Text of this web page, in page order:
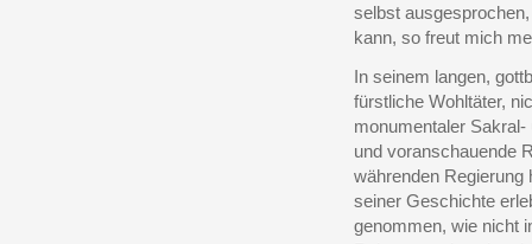
selbst
kann, so freut mich
In seinem langen,
fürstliche Wohltäter,
monumentaler
und voranschauende
währenden Regierung
seiner Geschichte
genommen, wie nicht